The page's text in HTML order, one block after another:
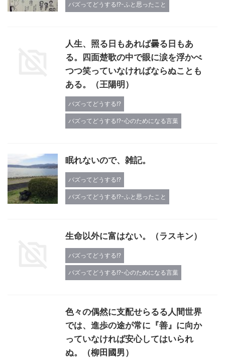
バズってどうする!?-ふと思ったこと
人生、照る日もあれば曇る日もあ
る。四面楚歌の中で眼に涙を浮かべ
つつ笑っていなければならぬことも
ある。（王陽明）
バズってどうする!?
バズってどうする!?-心のためになる言葉
眠れないので、雑記。
バズってどうする!?
バズってどうする!?-ふと思ったこと
生命以外に富はない。（ラスキン）
バズってどうする!?
バズってどうする!?-心のためになる言葉
色々の偶然に支配せらるる人間世界
では、進歩の途が常に『善』に向か
っていなければ安心してはいられ
ぬ。（柳田國男）